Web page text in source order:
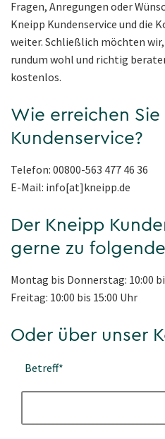
Fragen, Anregungen oder
Kneipp Kundenservice und die
weiter. Schließlich möchten wir,
rundum wohl und richtig
kostenlos.
Wie erreichen
Kundenservice?
Telefon: 00800-563 477 46 36
E-Mail: info[at]kneipp.de
Der Kneipp
gerne zu
Montag bis Donnerstag: 10:00
Freitag: 10:00 bis 15:00 Uhr
Oder über unser
Betreff*